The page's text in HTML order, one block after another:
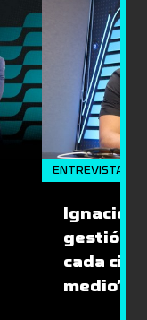
ENTREVISTA
Ignacio
gestión
cada
medio”